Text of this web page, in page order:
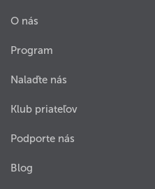
O nás
Program
Nalaďte nás
Klub priateľov
Podporte nás
Blog